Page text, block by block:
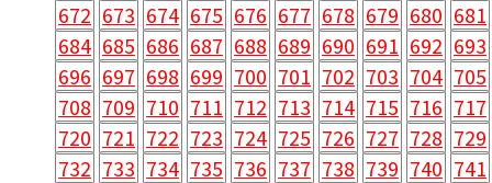
672 673 674 675 676 677 678 679 680 681
684 685 686 687 688 689 690 691 692 693
696 697 698 699 700 701 702 703 704 705
708 709 710 711 712 713 714 715 716 717
720 721 722 723 724 725 726 727 728 729
732 733 734 735 736 737 738 739 740 741